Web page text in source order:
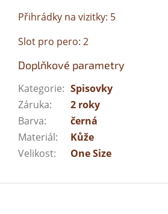
Přihrádky na vizitky: 5
Slot pro pero: 2
Doplňkové parametry
Kategorie: Spisovky
Záruka:
2 roky
Barva:
černá
Materiál:
Kůže
Velikost: One Size